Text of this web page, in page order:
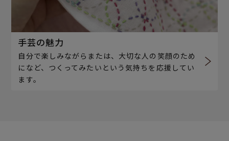
手芸の魅力
自分で楽しみながらまたは、大切な人の笑顔のため
になど、つくってみたいという気持ちを応援してい
ます。